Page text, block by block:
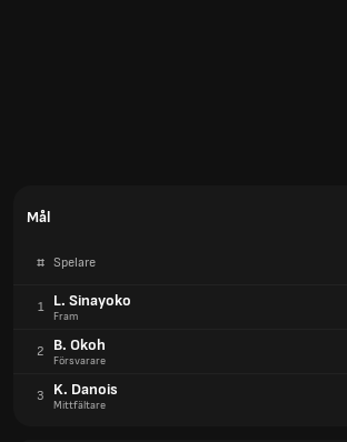
Mål
# Spelare
1 L. Sinayoko
Fram
2 B. Okoh
Försvarare
3 K. Danois
Mittfältare